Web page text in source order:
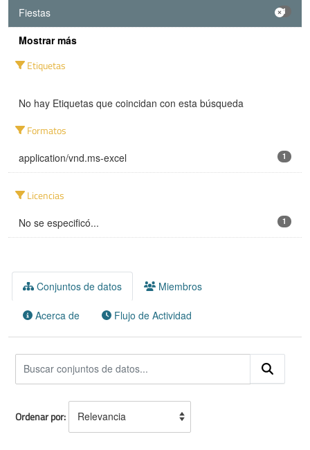
Fiestas 1
Mostrar más
Etiquetas
No hay Etiquetas que coincidan con esta búsqueda
Formatos
application/vnd.ms-excel 1
Licencias
No se especificó... 1
Conjuntos de datos Miembros
Acerca de Flujo de Actividad
Ordenar por